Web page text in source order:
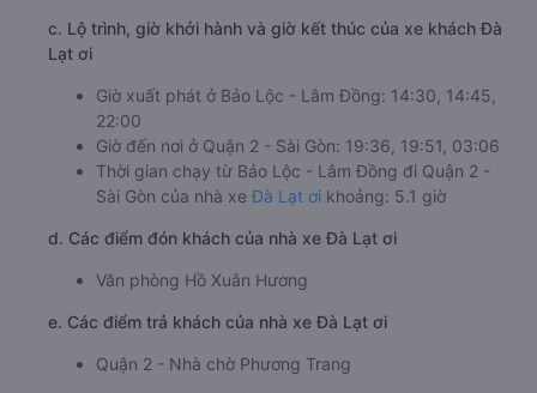
c. Lộ trình, giờ khởi hành và giờ kết thúc của xe khách Đà
Lạt ơi
Giờ xuất phát ở Bảo Lộc - Lâm Đồng: 14:30, 14:45,
22:00
Giờ đến nơi ở Quận 2 - Sài Gòn: 19:36, 19:51, 03:06
Thời gian chạy từ Bảo Lộc - Lâm Đồng đi Quận 2 -
Sài Gòn của nhà xe Đà Lạt ơi khoảng: 5.1 giờ
d. Các điểm đón khách của nhà xe Đà Lạt ơi
Văn phòng Hồ Xuân Hương
e. Các điểm trả khách của nhà xe Đà Lạt ơi
Quận 2 - Nhà chờ Phương Trang